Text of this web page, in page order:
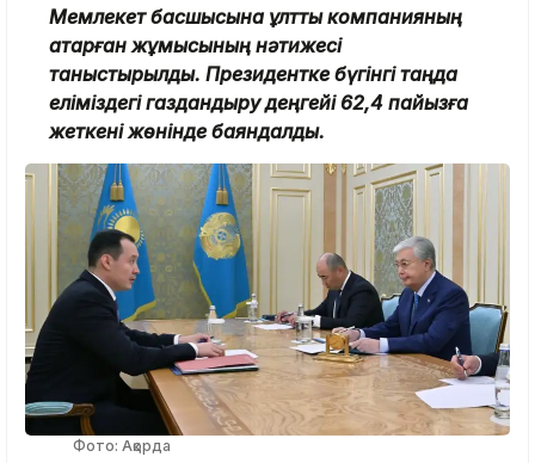
Мемлекет басшысына ұлттық компанияның
атқарған жұмысының нәтижесі
таныстырылды. Президентке бүгінгі таңда
еліміздегі газдандыру деңгейі 62,4 пайызға
жеткені жөнінде баяндалды.
Фото: Ақорда